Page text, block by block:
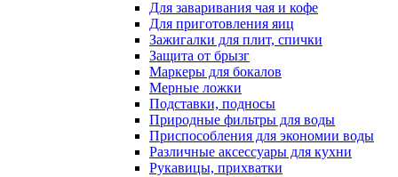
Для заваривания чая и кофе
Для приготовления яиц
Зажигалки для плит, спички
Защита от брызг
Маркеры для бокалов
Мерные ложки
Подставки, подносы
Природные фильтры для воды
Приспособления для экономии воды
Различные аксессуары для кухни
Рукавицы, прихватки